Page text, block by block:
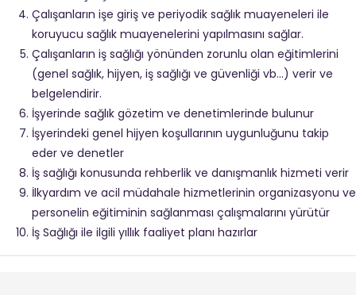
Çalışanların işe giriş ve periyodik sağlık muayeneleri ile
koruyucu sağlık muayenelerini yapılmasını sağlar.
Çalışanların iş sağlığı yönünden zorunlu olan eğitimlerini
(genel sağlık, hijyen, iş sağlığı ve güvenliği vb...) verir ve
belgelendirir.
İşyerinde sağlık gözetim ve denetimlerinde bulunur
İşyerindeki genel hijyen koşullarının uygunluğunu takip
eder ve denetler
İş sağlığı konusunda rehberlik ve danışmanlık hizmeti verir
İlkyardım ve acil müdahale hizmetlerinin organizasyonu ve
personelin eğitiminin sağlanması çalışmalarını yürütür
İş Sağlığı ile ilgili yıllık faaliyet planı hazırlar